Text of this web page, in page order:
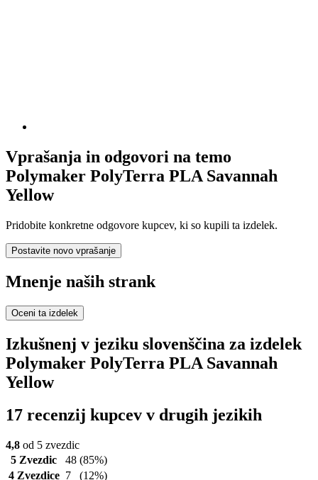
Vprašanja in odgovori na temo
Polymaker PolyTerra PLA Savannah
Yellow
Pridobite konkretne odgovore kupcev, ki so kupili ta izdelek.
Postavite novo vprašanje
Mnenje naših strank
Oceni ta izdelek
Izkušnenj v jeziku slovenščina za izdelek
Polymaker PolyTerra PLA Savannah
Yellow
17 recenzij kupcev v drugih jezikih
4,8 od 5 zvezdic
5 Zvezdic
48 (85%)
4 Zvezdice 7 (12%)